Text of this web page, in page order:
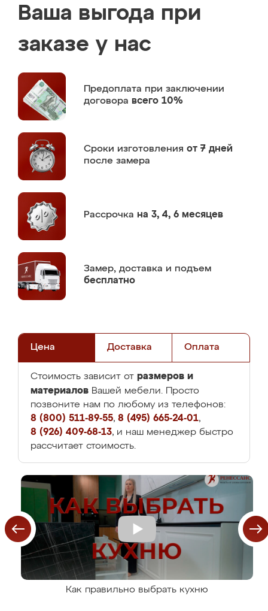
Ваша выгода при
заказе у нас
Предоплата при заключении
договора всего 10%
Сроки изготовления от 7 дней
после замера
Рассрочка на 3, 4, 6 месяцев
Замер, доставка и подъем
бесплатно
Цена Доставка Оплата
Стоимость зависит от размеров и
материалов Вашей мебели. Просто
позвоните нам по любому из телефонов:
8 (800) 511-89-55, 8 (495) 665-24-01,
8 (926) 409-68-13, и наш менеджер быстро
рассчитает стоимость.
Как правильно выбрать кухню